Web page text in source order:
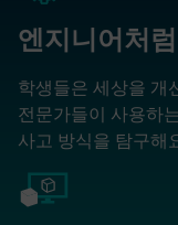
엔지니어처
학생들은 세상을 개
전문가들이 사용하
사고 방식을 탐구해